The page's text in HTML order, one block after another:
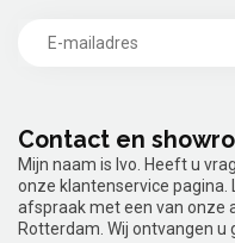
Contact en
Mijn naam is Ivo. Heeft u
onze klantenservice pagina.
afspraak met een van onze
Rotterdam. Wij ontvangen u